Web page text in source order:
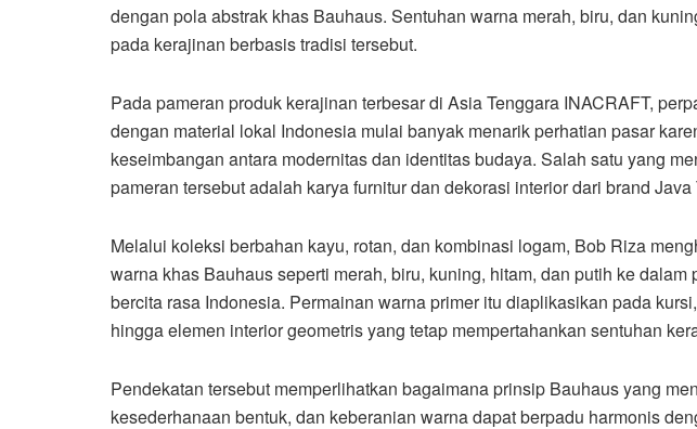
dengan pola abstrak khas Bauhaus. Sentuhan warna merah, biru, dan
pada kerajinan berbasis tradisi tersebut.
Pada pameran produk kerajinan terbesar di Asia Tenggara INACRAFT,
dengan material lokal Indonesia mulai banyak menarik perhatian pasar
keseimbangan antara modernitas dan identitas budaya. Salah satu yang
pameran tersebut adalah karya furnitur dan dekorasi interior dari brand
Melalui koleksi berbahan kayu, rotan, dan kombinasi logam, Bob Riza
warna khas Bauhaus seperti merah, biru, kuning, hitam, dan putih ke dalam
bercita rasa Indonesia. Permainan warna primer itu diaplikasikan pada
hingga elemen interior geometris yang tetap mempertahankan sentuhan
Pendekatan tersebut memperlihatkan bagaimana prinsip Bauhaus yang
kesederhanaan bentuk, dan keberanian warna dapat berpadu harmonis